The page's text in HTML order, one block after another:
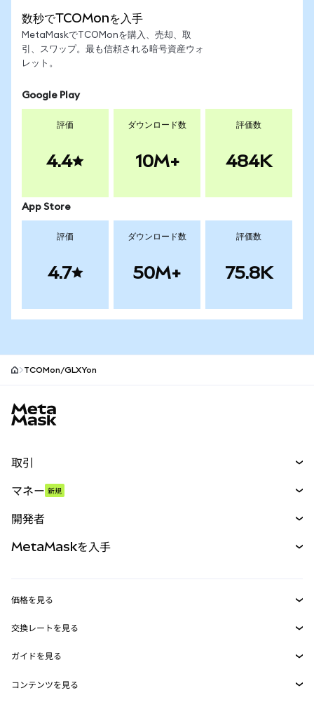
数秒でTCOMonを入手
MetaMaskでTCOMonを購入、売却、取
引、スワップ。最も信頼される暗号資産ウォ
レット。
Google Play
評価
4.4
ダウンロード数
10M+
評価数
484K
App Store
評価
4.7
ダウンロード数
50M+
評価数
75.8K
TCOMon/GLXYon
取引
パーペチュアル
RWA
マネー 新規
開発者
MetaMask Connect
Snaps
Web3サービス
MetaMaskを入手
セキュリティ
サポート
価格を見る
イーサリアムの価格
Solanaの価格
交換レートを見る
ETH→USD
USDT→INR
ガイドを見る
ETHの購入
コンテンツを見る